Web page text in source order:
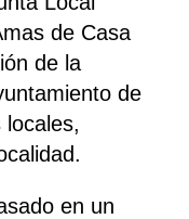
de Casa
de la
de
en un